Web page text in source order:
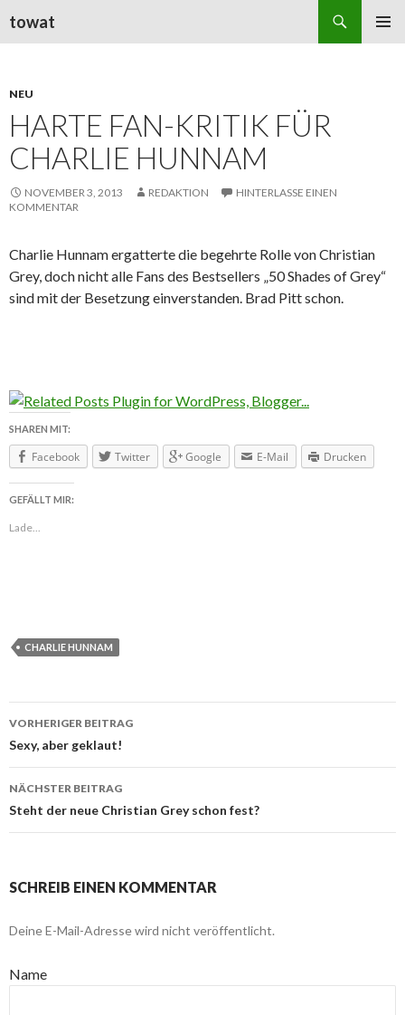
towat
NEU
HARTE FAN-KRITIK FÜR
CHARLIE HUNNAM
NOVEMBER 3, 2013 REDAKTION
HINTERLASSE EINEN
KOMMENTAR
Charlie Hunnam ergatterte die begehrte Rolle von Christian
Grey, doch nicht alle Fans des Bestsellers „50 Shades of Grey“
sind mit der Besetzung einverstanden. Brad Pitt schon.
SHAREN MIT:
Facebook Twitter Google E-Mail Drucken
GEFÄLLT MIR:
Lade...
CHARLIE HUNNAM
Beitragsnavigation
VORHERIGER BEITRAG
Sexy, aber geklaut!
NÄCHSTER BEITRAG
Steht der neue Christian Grey schon fest?
SCHREIB EINEN KOMMENTAR
Deine E-Mail-Adresse wird nicht veröffentlicht.
Name